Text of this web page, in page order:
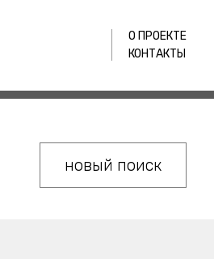
О ПРОЕКТЕ
КОНТАКТЫ
новый поиск